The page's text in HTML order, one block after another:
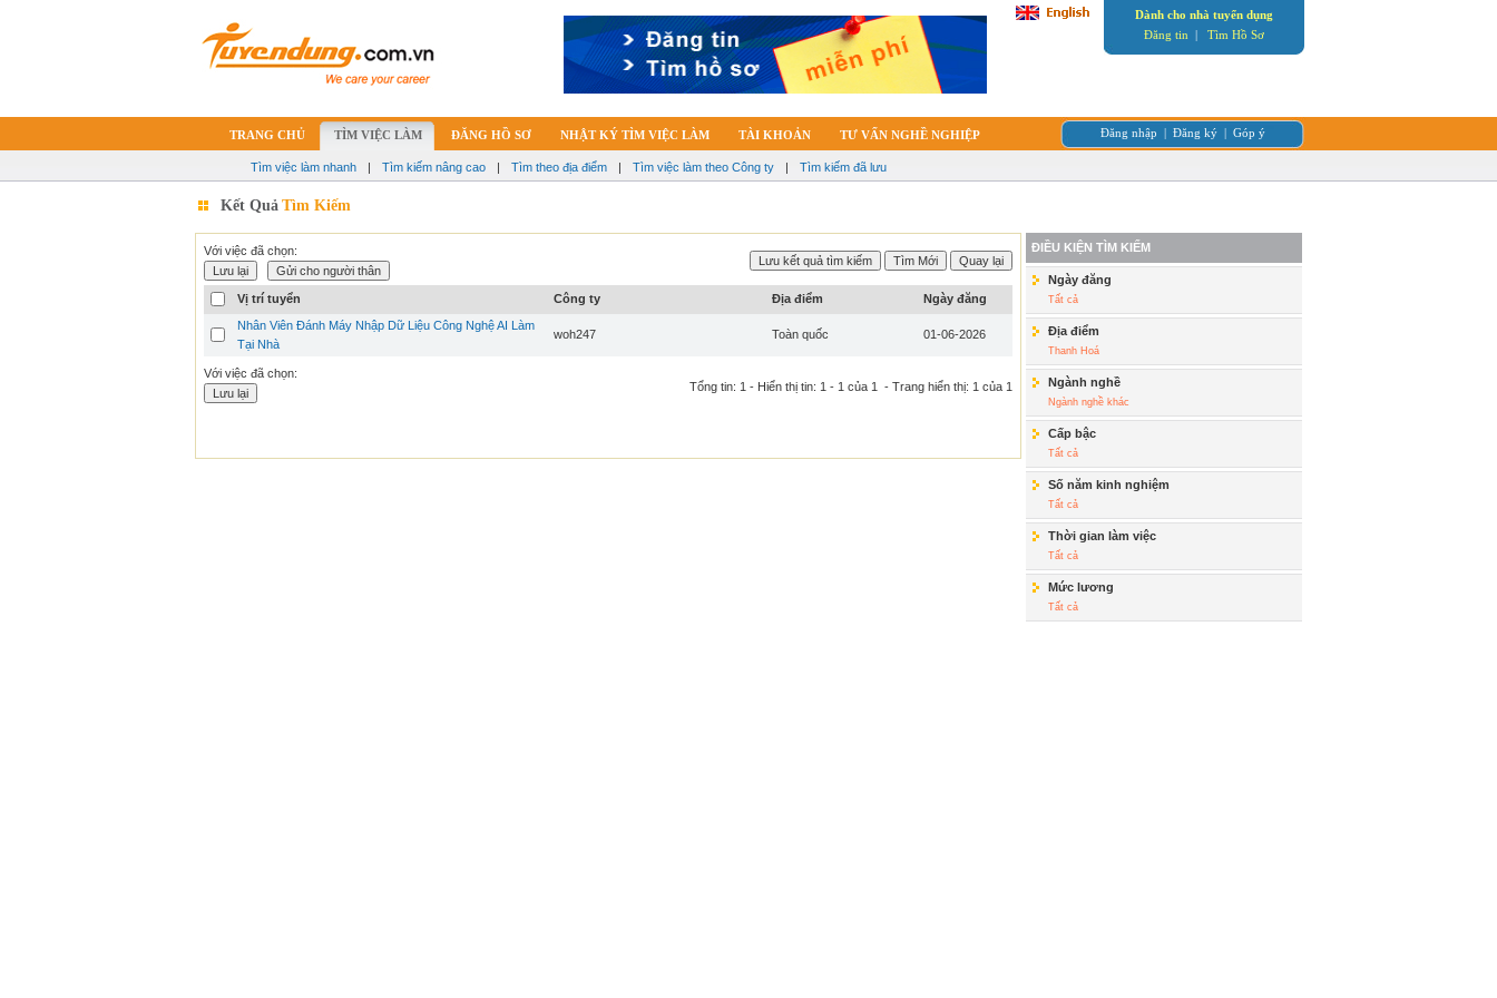
Dành cho nhà tuyển dụng
Đăng tin | Tìm Hồ Sơ
TRANG CHỦ TÌM VIỆC LÀM ĐĂNG HỒ SƠ NHẬT KÝ TÌM VIỆC LÀM TÀI KHOẢN TƯ VẤN NGHỀ NGHIỆP Đăng nhập | Đăng ký | Góp ý
Tìm việc làm nhanh | Tìm kiếm nâng cao | Tìm theo địa điểm | Tìm việc làm theo Công ty | Tìm kiếm đã lưu
Kết Quả Tìm Kiếm
Với việc đã chọn:
Vị trí tuyển Công ty Địa điểm
Ngày đăng
Nhân Viên Đánh Máy Nhập Dữ Liệu Công Nghệ AI Làm
Tại Nhà
woh247 Toàn quốc 01-06-2026
Với việc đã chọn:
Tổng tin: 1 - Hiển thị tin: 1 - 1 của 1 - Trang hiển thị: 1 của 1
ĐIỀU KIỆN TÌM KIẾM
Ngày đăng
Tất cả
Địa điểm
Thanh Hoá
Ngành nghề
Ngành nghề khác
Cấp bậc
Tất cả
Số năm kinh nghiệm
Tất cả
Thời gian làm việc
Tất cả
Mức lương
Tất cả